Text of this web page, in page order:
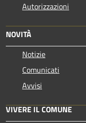
Autorizzazioni
NOVITÀ
Notizie
Comunicati
Avvisi
VIVERE IL COMUNE